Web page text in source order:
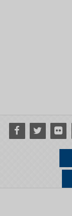
Facebook
Twitter Flickr